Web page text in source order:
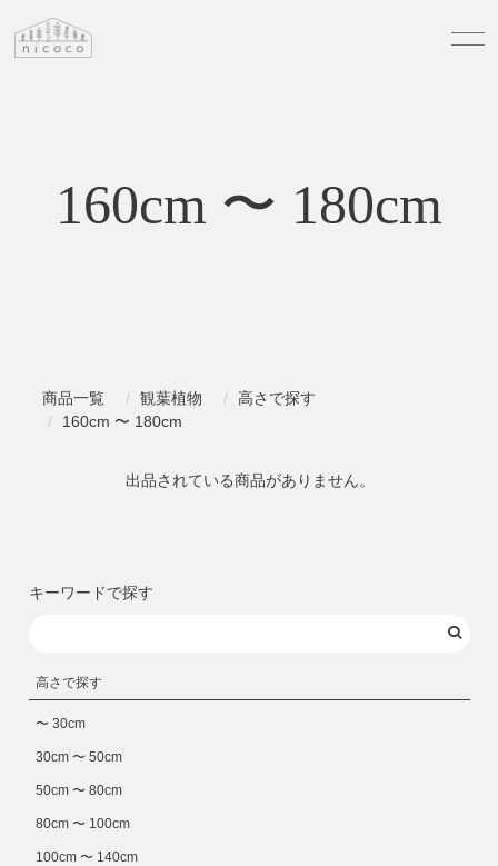
160cm 〜 180cm
商品一覧 観葉植物
高さで探す
160cm 〜 180cm
出品されている商品がありません。
キーワードで探す
高さで探す
〜 30cm
30cm 〜 50cm
50cm 〜 80cm
80cm 〜 100cm
100cm 〜 140cm